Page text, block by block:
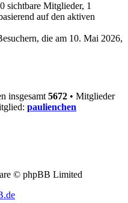
sichtbare Mitglieder, 1
auf den aktiven
die am 10. Mai 2026,
insgesamt 5672 • Mitglieder
paulienchen
© phpBB Limited